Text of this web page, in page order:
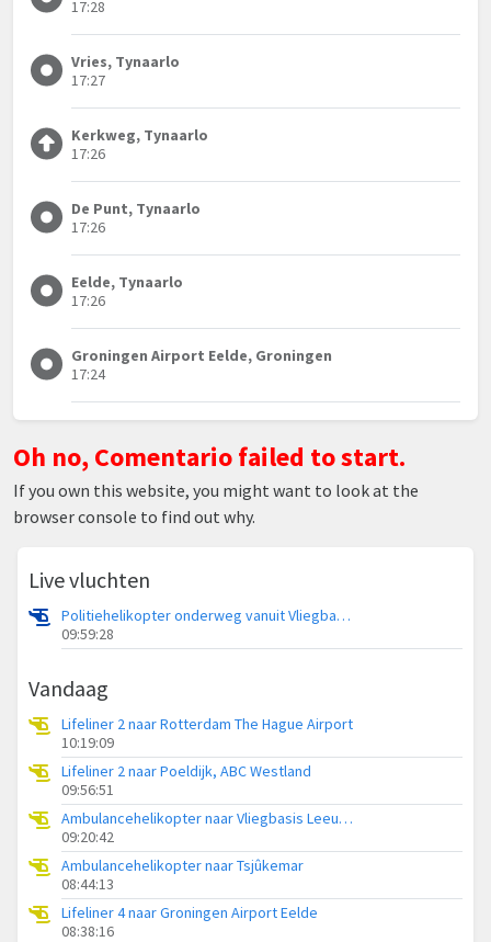
17:28
Vries, Tynaarlo
17:27
Kerkweg, Tynaarlo
17:26
De Punt, Tynaarlo
17:26
Eelde, Tynaarlo
17:26
Groningen Airport Eelde, Groningen
17:24
Oh no, Comentario failed to start.
If you own this website, you might want to look at the
browser console to find out why.
Live vluchten
Politiehelikopter onderweg vanuit Vliegbasis Volkel
09:59:28
Vandaag
Lifeliner 2 naar Rotterdam The Hague Airport
10:19:09
Lifeliner 2 naar Poeldijk, ABC Westland
09:56:51
Ambulancehelikopter naar Vliegbasis Leeuwarden
09:20:42
Ambulancehelikopter naar Tsjûkemar
08:44:13
Lifeliner 4 naar Groningen Airport Eelde
08:38:16